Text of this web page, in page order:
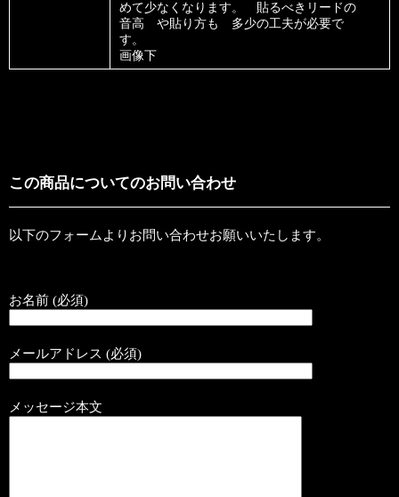
めて少なくなります。 貼るべきリードの
音高 や貼り方も 多少の工夫が必要で
す。
画像下
この商品についてのお問い合わせ
以下のフォームよりお問い合わせお願いいたします。
お名前 (必須)
メールアドレス (必須)
メッセージ本文